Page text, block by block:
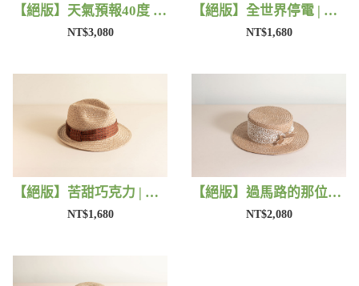
【絕版】天氣預報40度 | 藺子X好煩小姐
NT$3,080
【絕版】全世界停電 | 藺子X好煩小姐
NT$1,680
【絕版】苦甜巧克力 | 藺子X好煩小姐
NT$1,680
【絕版】過馬路的那位女孩 | 藺子X好煩小姐
NT$2,080